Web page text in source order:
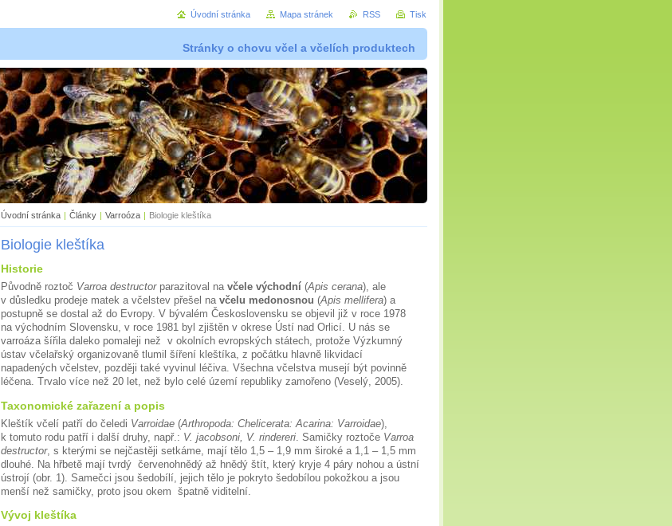
Stránky o chovu včel a včelích produktech
Úvodní stránka | Články | Varroóza | Biologie kleštíka
Biologie kleštíka
Historie
Původně roztoč Varroa destructorparazitoval na včele východní (Apis cerana), ale
v důsledku prodeje matek a včelstev přešel na včelu medonosnou (Apis mellifera) a
postupně se dostal až do Evropy. V bývalém Československu se objevil již v roce 1978
na východním Slovensku, v roce 1981 byl zjištěn v okrese Ústí nad Orlicí. U nás se
varroáza šířila daleko pomaleji než v okolních evropských státech, protože Výzkumný
ústav včelařský organizovaně tlumil šíření kleštíka , z počátku hlavně likvidací
napadených včelstev, později také vyvinul léčiva. Všechna včelstva musejí být povinně
léčena. Trvalo více než 20 let, než bylo celé území republiky zamořeno (Veselý, 2005).
Taxonomické zařazení a popis
Kleštík včelí patří do čeledi Varroidae (Arthropoda: Chelicerata: Acarina: Varroidae),
k tomuto rodu patří i další druhy, např.: V. jacobsoni, V. rindereri . Samičky roztoče Varroa
destructor, s kterými se nejčastěji setkáme, mají tělo 1,5 – 1,9 mm široké a 1,1 – 1,5 mm
dlouhé. Na hřbetě mají tvrdý červenohnědý až hnědý štít, který kryje 4 páry nohou a ústní
ústrojí (obr. 1). Samečci jsou šedobílí, jejich tělo je pokryto šedobílou pokožkou a jsou
menší než samičky, proto jsou okem špatně viditelní.
Vývoj kleštíka
Úvodní stránka Mapa stránek RSS Tisk